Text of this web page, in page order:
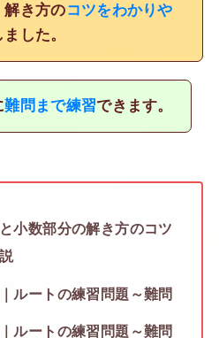
解き方のコツをわかりや
した。
難問まで練習できます。
小数部分の解き方のコツ
ルートの練習問題～難問
ルートの練習問題～難問